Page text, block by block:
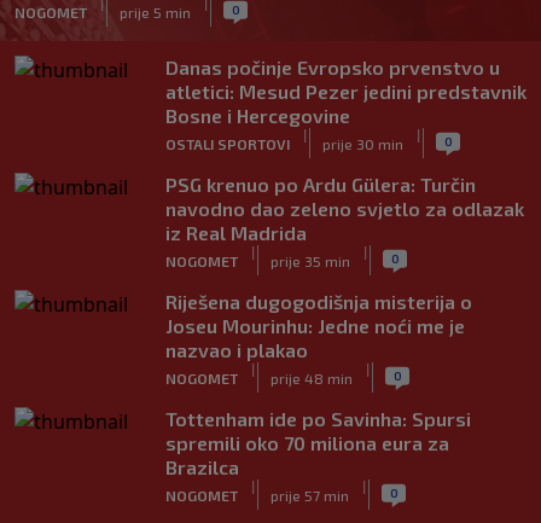
NOGOMET prije 5 min 0
Danas počinje Evropsko prvenstvo u
atletici: Mesud Pezer jedini predstavnik
Bosne i Hercegovine
OSTALI SPORTOVI
|
prije 30 min
| 0
PSG krenuo po Ardu Gülera: Turčin
navodno dao zeleno svjetlo za odlazak
iz Real Madrida
NOGOMET
|
prije 35 min
| 0
Riješena dugogodišnja misterija o
Joseu Mourinhu: Jedne noći me je
nazvao i plakao
NOGOMET
|
prije 48 min
| 0
Tottenham ide po Savinha: Spursi
spremili oko 70 miliona eura za
Brazilca
NOGOMET
|
prije 57 min
| 0